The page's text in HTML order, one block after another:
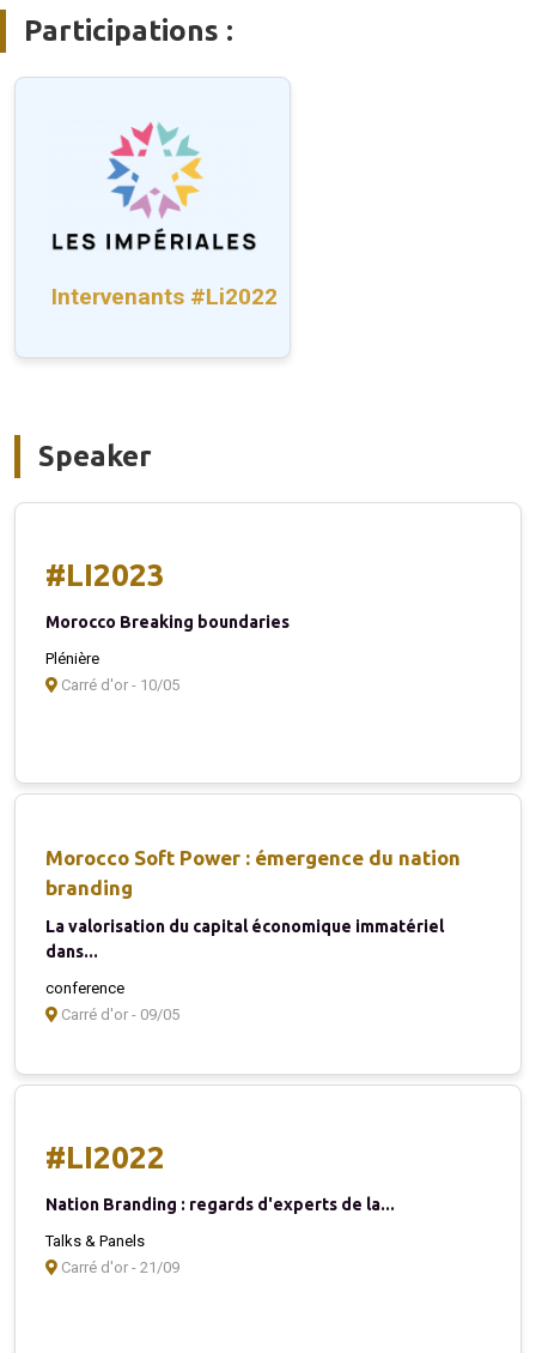
Participations :
Intervenants #Li2022
Speaker
#LI2023
Morocco Breaking boundaries
Plénière
Carré d'or - 10/05
Morocco Soft Power : émergence du nation
branding
La valorisation du capital économique immatériel
dans...
conference
Carré d'or - 09/05
#LI2022
Nation Branding : regards d'experts de la...
Talks & Panels
Carré d'or - 21/09